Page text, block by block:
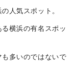
人気スポット。
横浜の有名スポッ
多いのではないで